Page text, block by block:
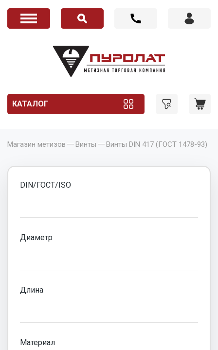
КАТАЛОГ
Магазин метизов Винты Винты DIN 417 (ГОСТ 1478-93)
DIN/ГОСТ/ISO
Диаметр
Длина
Материал